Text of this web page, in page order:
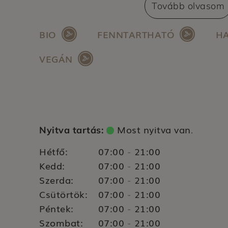
szerepel: az emberi jogok tiszteletben
hatékonyság növelése,
cégcsoport vonzó és felelős munkáltatói
növelése.
Tovább olvasom
BIO FENNTARTHATÓ
VEGÁN
Nyitva tartás: Most nyitva van.
Hétfő: 07:00 - 21:00
Kedd:
07:00 - 21:00
Szerda:
07:00 - 21:00
Csütörtök:
07:00 - 21:00
Péntek:
07:00 - 21:00
Szombat:
07:00 - 21:00